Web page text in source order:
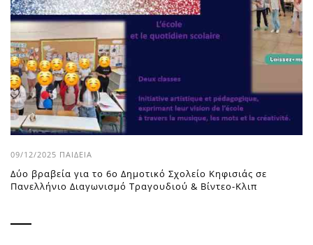
09/12/2025 ΠΑΙΔΕΊΑ
Δύο βραβεία για το 6o Δημοτικό Σχολείο Κηφισιάς σε
Πανελλήνιο Διαγωνισμό Τραγουδιού & Βίντεο-Κλιπ